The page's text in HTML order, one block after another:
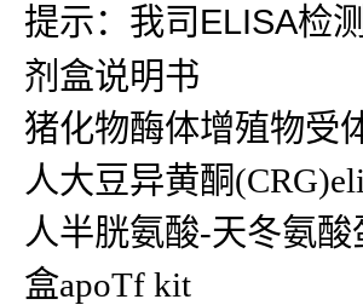
提示：我司ELISA检
剂盒说明书
猪化物酶体增殖物受
人大豆异黄酮
人半胱氨酸-天冬氨酸
盒apoTf kit